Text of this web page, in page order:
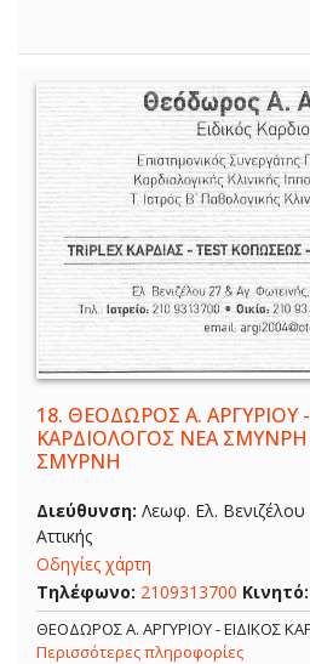
18. ΘΕΟΔΩΡΟΣ Α. ΑΡΓΥΡΙΟΥ -
ΚΑΡΔΙΟΛΟΓΟΣ ΝΕΑ
ΣΜΥΡΝΗ
Διεύθυνση: Λεωφ. Ελ.
Αττικής
Οδηγίες χάρτη
Τηλέφωνο: 2109313700 Κινητό:
ΘΕΟΔΩΡΟΣ Α. ΑΡΓΥΡΙΟΥ - ΕΙΔΙΚΟΣ
Περισσότερες πληροφορίες